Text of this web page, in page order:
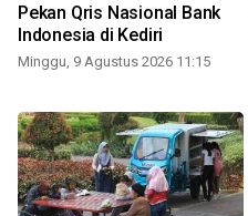
Pekan Qris Nasional Bank
Indonesia di Kediri
Minggu, 9 Agustus 2026 11:15